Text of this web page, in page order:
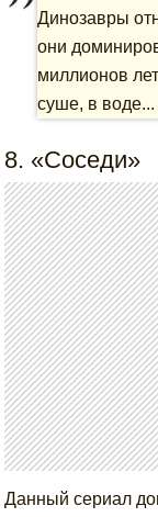
Динозавры
они
миллионов
суше, в воде...
8. «Соседи»
Данный сериал